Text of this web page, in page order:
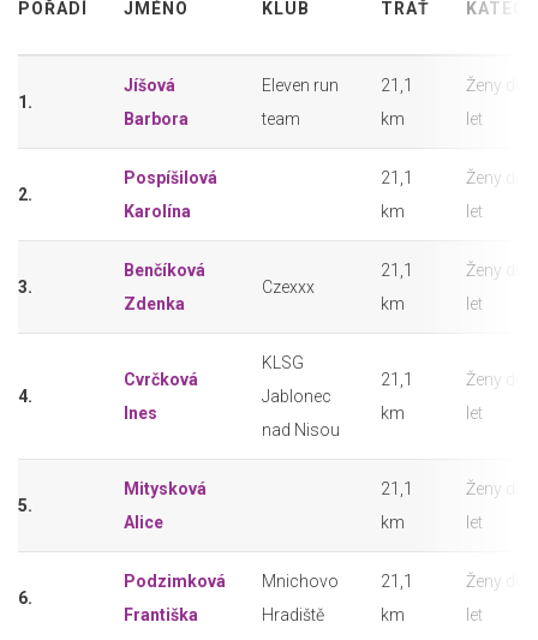
POŘADÍ JMÉNO KLUB TRAŤ
1.
Jíšová
Barbora
Eleven run
team
21,1
km
Ženy do
let
2.
Pospíšilová
Karolína
21,1
km
Ženy do
let
3.
Benčíková
Zdenka
Czexxx
21,1
km
Ženy do
let
4.
Cvrčková
Ines
KLSG
Jablonec
nad Nisou
21,1
km
Ženy do
let
5.
Mitysková
Alice
21,1
km
Ženy do
let
6.
Podzimková
Františka
Mnichovo
Hradiště
21,1
km
Ženy do
let